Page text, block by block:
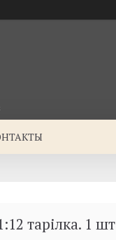
тарілка. 1 шт